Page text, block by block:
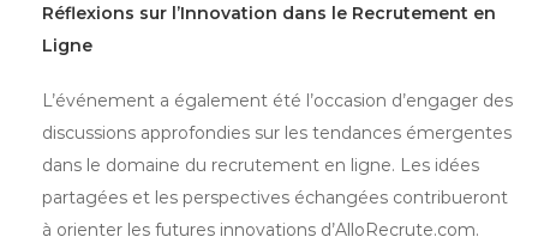
Réflexions sur l’Innovation dans le Recrutement en
Ligne
L’événement a également été l’occasion d’engager des
discussions approfondies sur les tendances émergentes
dans le domaine du recrutement en ligne. Les idées
partagées et les perspectives échangées contribueront
à orienter les futures innovations d’AlloRecrute.com.